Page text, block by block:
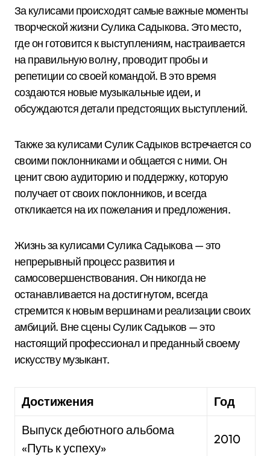
За кулисами происходят самые важные моменты
творческой жизни Сулика Садыкова. Это место,
где он готовится к выступлениям, настраивается
на правильную волну, проводит пробы и
репетиции со своей командой. В это время
создаются новые музыкальные идеи, и
обсуждаются детали предстоящих выступлений.
Также за кулисами Сулик Садыков встречается со
своими поклонниками и общается с ними. Он
ценит свою аудиторию и поддержку, которую
получает от своих поклонников, и всегда
откликается на их пожелания и предложения.
Жизнь за кулисами Сулика Садыкова — это
непрерывный процесс развития и
самосовершенствования. Он никогда не
останавливается на достигнутом, всегда
стремится к новым вершинам и реализации своих
амбиций. Вне сцены Сулик Садыков — это
настоящий профессионал и преданный своему
искусству музыкант.
Достижения
Год
Выпуск дебютного альбома
«Путь к успеху»
2010